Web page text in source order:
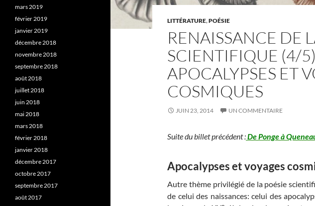
LITTÉRATURE,POÉSIE
RENAISSANCE DE
SCIENTIFIQUE (4/
APOCALYPSES ET
COSMIQUES
JUIN 23, 2014 UN COMMENTAIRE
Suite du billet précédent :De Ponge à
Apocalypses et voyages
Autre thème privilégié de la poésie
de celui des naissances: celui des
mars 2019
février 2019
janvier 2019
décembre 2018
novembre 2018
septembre 2018
août 2018
juillet 2018
juin 2018
mai 2018
mars 2018
février 2018
janvier 2018
décembre 2017
octobre 2017
septembre 2017
août 2017